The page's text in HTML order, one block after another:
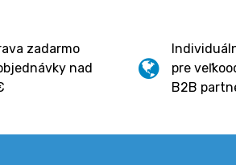
zadarmo
nad
pre
B2B